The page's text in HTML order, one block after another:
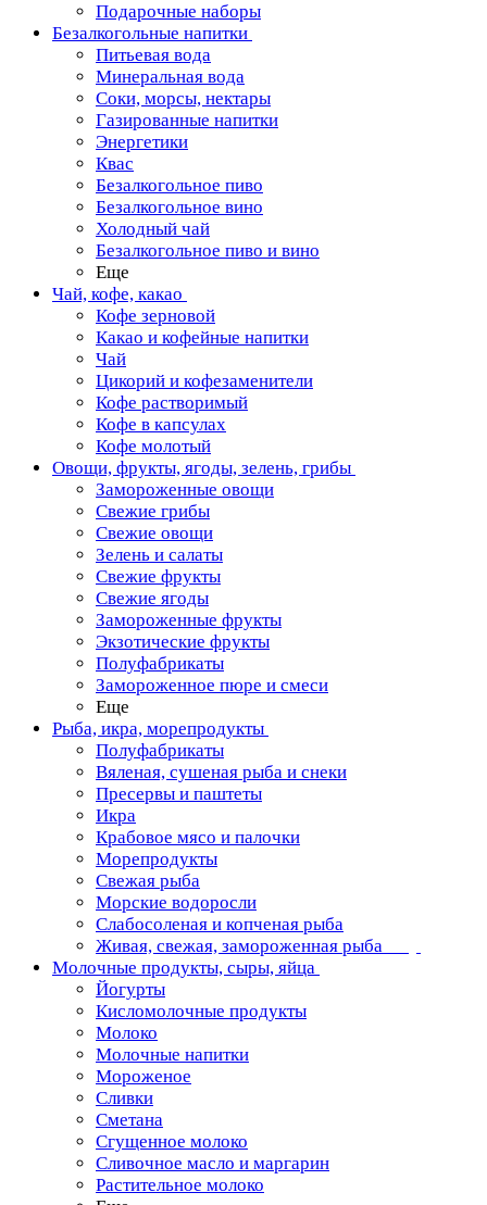
Подарочные наборы
Безалкогольные напитки
Питьевая вода
Минеральная вода
Соки, морсы, нектары
Газированные напитки
Энергетики
Квас
Безалкогольное пиво
Безалкогольное вино
Холодный чай
Безалкогольное пиво и вино
Еще
Чай, кофе, какао
Кофе зерновой
Какао и кофейные напитки
Чай
Цикорий и кофезаменители
Кофе растворимый
Кофе в капсулах
Кофе молотый
Овощи, фрукты, ягоды, зелень, грибы
Замороженные овощи
Свежие грибы
Свежие овощи
Зелень и салаты
Свежие фрукты
Свежие ягоды
Замороженные фрукты
Экзотические фрукты
Полуфабрикаты
Замороженное пюре и смеси
Еще
Рыба, икра, морепродукты
Полуфабрикаты
Вяленая, сушеная рыба и снеки
Пресервы и паштеты
Икра
Крабовое мясо и палочки
Морепродукты
Свежая рыба
Морские водоросли
Слабосоленая и копченая рыба
Живая, свежая, замороженная рыба
Молочные продукты, сыры, яйца
Йогурты
Кисломолочные продукты
Молоко
Молочные напитки
Мороженое
Сливки
Сметана
Сгущенное молоко
Сливочное масло и маргарин
Растительное молоко